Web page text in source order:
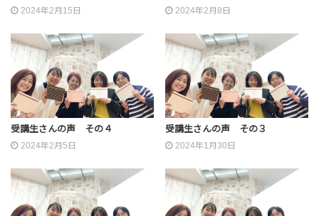
2024年2月15日 2024年2月8日
受講生さんの声 その４
2024年2月5日
受講生さんの声 その３
2024年1月30日